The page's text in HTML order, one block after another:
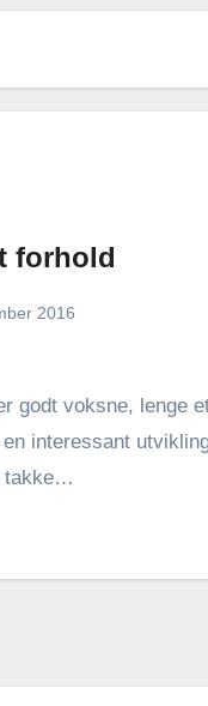
forhold
2016
godt voksne, lenge
interessant
takke…